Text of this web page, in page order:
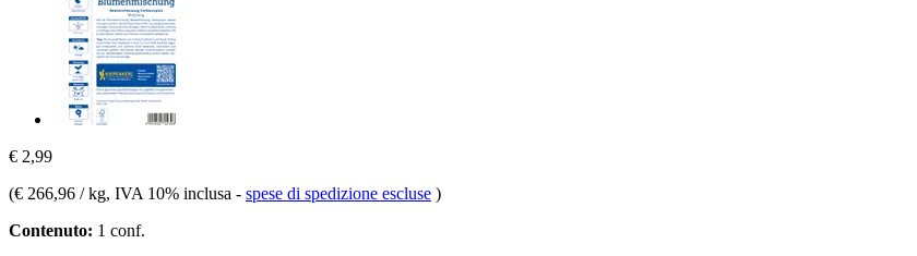
€ 2,99
(€ 266,96 / kg, IVA 10% inclusa - spese di spedizione escluse )
Contenuto: 1 conf.